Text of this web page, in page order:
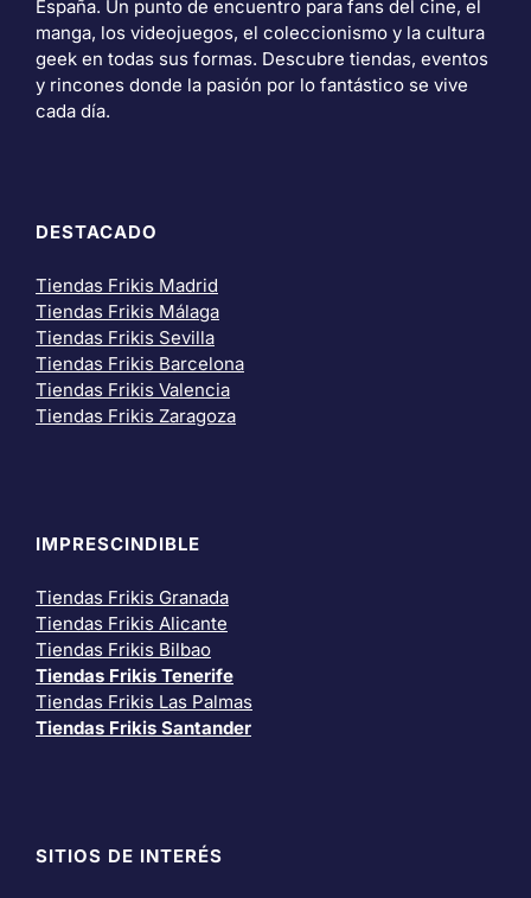
España. Un punto de encuentro para fans del cine, el
manga, los videojuegos, el coleccionismo y la cultura
geek en todas sus formas. Descubre tiendas, eventos
y rincones donde la pasión por lo fantástico se vive
cada día.
DESTACADO
Tiendas Frikis Madrid
Tiendas Frikis Málaga
Tiendas Frikis Sevilla
Tiendas Frikis Barcelona
Tiendas Frikis Valencia
Tiendas Frikis Zaragoza
IMPRESCINDIBLE
Tiendas Frikis Granada
Tiendas Frikis Alicante
Tiendas Frikis Bilbao
Tiendas Frikis Tenerife
Tiendas Frikis Las Palmas
Tiendas Frikis Santander
SITIOS DE INTERÉS